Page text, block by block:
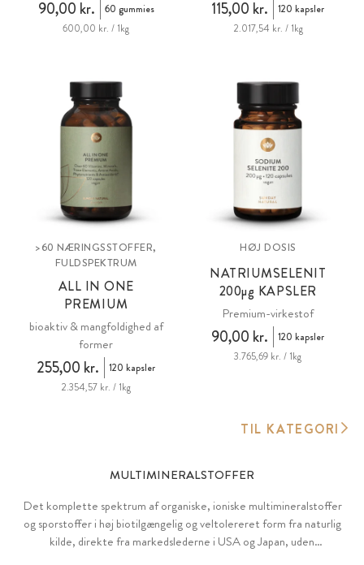
90,00 kr.
60 gummies
600,00 kr. / 1kg
115,00 kr.
120 kapsler
2.017,54 kr. / 1kg
>60 NÆRINGSSTOFFER,
FULDSPEKTRUM
ALL IN ONE
PREMIUM
bioaktiv & mangfoldighed af
former
255,00 kr.
120 kapsler
2.354,57 kr. / 1kg
HØJ DOSIS
NATRIUMSELENIT
200µg KAPSLER
Premium-virkestof
90,00 kr.
120 kapsler
3.765,69 kr. / 1kg
TIL KATEGORI
MULTIMINERALSTOFFER
Det komplette spektrum af organiske, ioniske multimineralstoffer
og sporstoffer i høj biotilgængelig og veltolereret form fra naturlig
kilde, direkte fra markedslederne i USA og Japan, uden